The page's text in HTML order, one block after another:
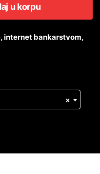
u korpu
internet bankarstvom,
×